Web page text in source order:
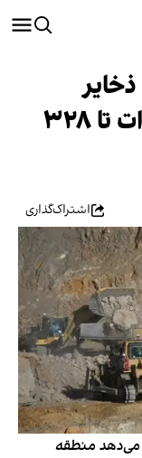
لیتیوم برای جایگزینی واردات تا ۳۲۸
اشتراک‌گذاری
می‌دهد منطقه